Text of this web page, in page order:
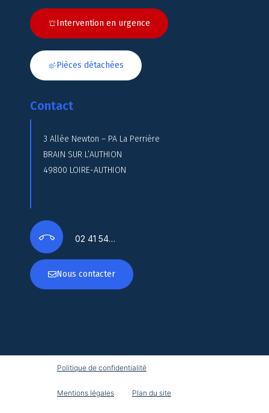
Intervention en urgence
Pièces détachées
Contact
3 Allée Newton – PA La Perrière
BRAIN SUR L’AUTHION
49800 LOIRE-AUTHION
02 41 54…
Nous contacter
Politique de confidentialité
Mentions légales Plan du site